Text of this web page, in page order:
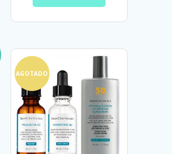
AGOTADO